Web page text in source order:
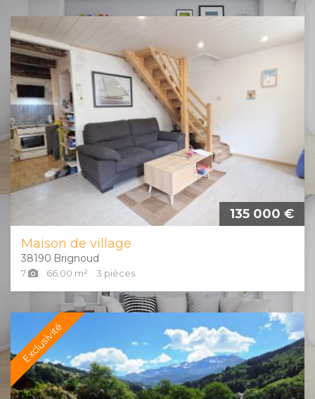
135 000 €
Maison de village
Brignoud
38190
7 66,00 m² 3 pièces
Exclusivité